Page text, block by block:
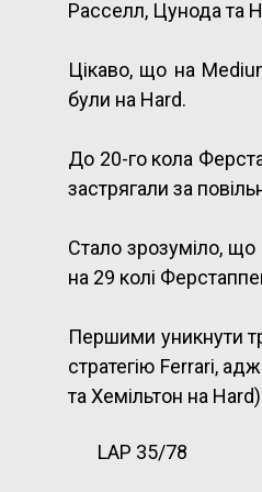
Расселл, Цунода та
Цікаво, що на
були на Hard.
До 20-го кола
застрягали за
Стало зрозуміло,
на 29 колі
Першими уникнути
стратегію Ferrari,
та Хемільтон на
LAP 35/78